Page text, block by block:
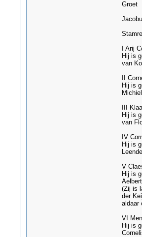
Groet
I Arij
Hij is
van
II
Hij is
III
Hij is
van
IV
Hij is
V
Hij is
(Zij is
der
aldaar
VI
Hij is